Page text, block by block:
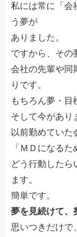
私には常に「会
う夢が
ありました。
ですから、その
会社の先輩や同
りです。
もちろん夢・目
そして今があり
以前勤めていた
「ＭＤになる
どう行動したら
ます。
簡単です。
夢を見続けて、
思いつきだけで